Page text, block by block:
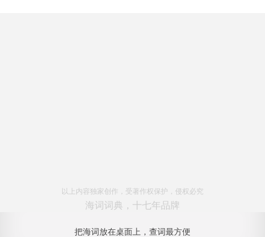
以上内容独家创作，受著作权保护，侵权必究
海词词典，十七年品牌
把海词放在桌面上，查词最方便